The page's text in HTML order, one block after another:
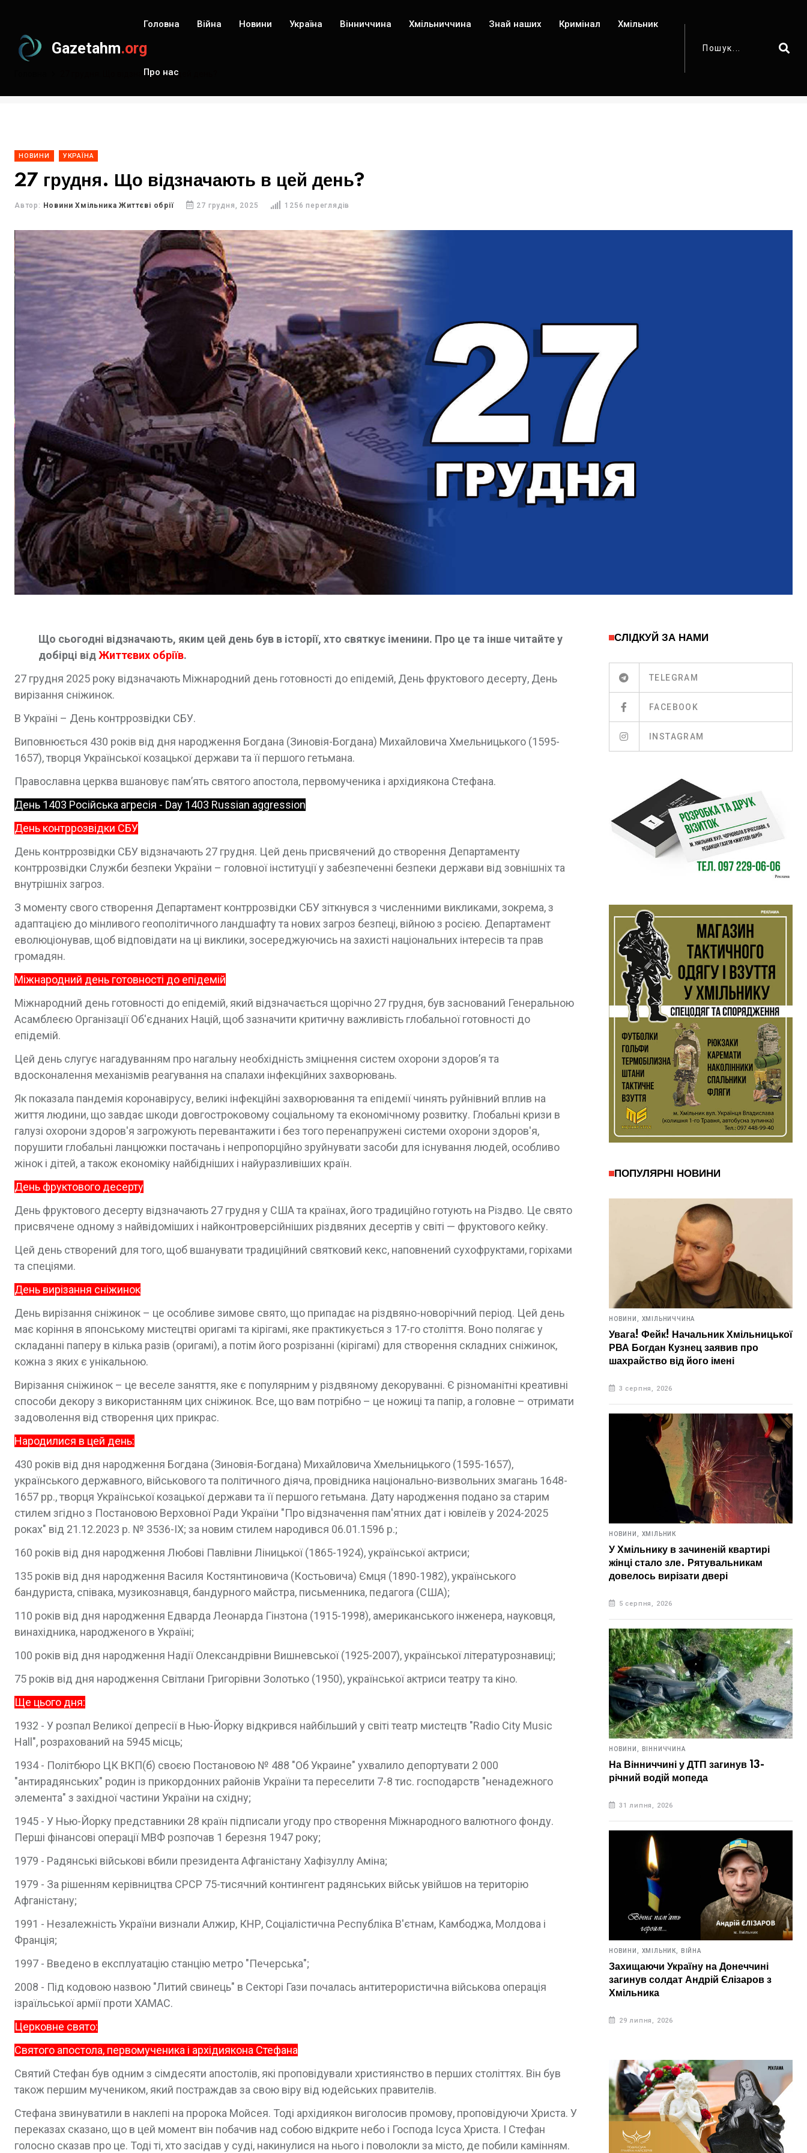
Gazetahm.org
Головна Війна Новини Україна Вінниччина Хмільниччина Знай наших Кримінал Хмільник
Про нас
27 грудня. Що відзначають в цей день?
НОВИНИ УКРАЇНА
27 грудня. Що відзначають в цей день?
Автор: Новини Хмільника Життєві обрії 27 грудня, 2025 1256 переглядів
Що сьогодні відзначають, яким цей день був в історії, хто святкує іменини. Про це та інше читайте у
добірці відЖиттєвих обріїв.
27 грудня 2025 року відзначають Міжнародний день готовності до епідемій, День фруктового десерту, День
вирізання сніжинок.
В Україні – День контррозвідки СБУ.
Виповнюється 430 років від дня народження Богдана (Зиновія-Богдана) Михайловича Хмельницького (1595-
1657), творця Української козацької держави та її першого гетьмана.
Православна церква вшановує пам’ять святого апостола, первомученика і архідиякона Стефана.
День 1403 Російська агресія - Day 1403 Russian aggression
День контррозвідки СБУ
День контррозвідки СБУ відзначають 27 грудня. Цей день присвячений до створення Департаменту
контррозвідки Служби безпеки України – головної інституції у забезпеченні безпеки держави від зовнішніх та
внутрішніх загроз.
З моменту свого створення Департамент контррозвідки СБУ зіткнувся з численними викликами, зокрема, з
адаптацією до мінливого геополітичного ландшафту та нових загроз безпеці, війною з росією. Департамент
еволюціонував, щоб відповідати на ці виклики, зосереджуючись на захисті національних інтересів та прав
громадян.
Міжнародний день готовності до епідемій
Міжнародний день готовності до епідемій, який відзначається щорічно 27 грудня, був заснований Генеральною
Асамблеєю Організації Об'єднаних Націй, щоб зазначити критичну важливість глобальної готовності до
епідемій.
Цей день слугує нагадуванням про нагальну необхідність зміцнення систем охорони здоров’я та
вдосконалення механізмів реагування на спалахи інфекційних захворювань.
Як показала пандемія коронавірусу, великі інфекційні захворювання та епідемії чинять руйнівний вплив на
життя людини, що завдає шкоди довгостроковому соціальному та економічному розвитку. Глобальні кризи в
галузі охорони здоров'я загрожують перевантажити і без того перенапружені системи охорони здоров'я,
порушити глобальні ланцюжки постачань і непропорційно зруйнувати засоби для існування людей, особливо
жінок і дітей, а також економіку найбідніших і найуразливіших країн.
День фруктового десерту
День фруктового десерту відзначають 27 грудня у США та країнах, його традиційно готують на Різдво. Це свято
присвячене одному з найвідоміших і найконтроверсійніших різдвяних десертів у світі — фруктового кейку.
Цей день створений для того, щоб вшанувати традиційний святковий кекс, наповнений сухофруктами, горіхами
та спеціями.
День вирізання сніжинок
День вирізання сніжинок – це особливе зимове свято, що припадає на різдвяно-новорічний період. Цей день
має коріння в японському мистецтві оригамі та кірігамі, яке практикується з 17-го століття. Воно полягає у
складанні паперу в кілька разів (оригамі), а потім його розрізанні (кірігамі) для створення складних сніжинок,
кожна з яких є унікальною.
Вирізання сніжинок – це веселе заняття, яке є популярним у різдвяному декоруванні. Є різноманітні креативні
способи декору з використанням цих сніжинок. Все, що вам потрібно – це ножиці та папір, а головне – отримати
задоволення від створення цих прикрас.
Народилися в цей день:
430 років від дня народження Богдана (Зиновія-Богдана) Михайловича Хмельницького (1595-1657),
українського державного, військового та політичного діяча, провідника національно-визвольних змагань 1648-
1657 рр., творця Української козацької держави та її першого гетьмана. Дату народження подано за старим
стилем згідно з Постановою Верховної Ради України "Про відзначення пам'ятних дат і ювілеїв у 2024-2025
роках" від 21.12.2023 р. № 3536-IX; за новим стилем народився 06.01.1596 р.;
160 років від дня народження Любові Павлівни Ліницької (1865-1924), української актриси;
135 років від дня народження Василя Костянтиновича (Костьовича) Ємця (1890-1982), українського
бандуриста, співака, музикознавця, бандурного майстра, письменника, педагога (США);
110 років від дня народження Едварда Леонарда Гінзтона (1915-1998), американського інженера, науковця,
винахідника, народженого в Україні;
100 років від дня народження Надії Олександрівни Вишневської (1925-2007), української літературознавиці;
75 років від дня народження Світлани Григорівни Золотько (1950), української актриси театру та кіно.
Ще цього дня:
1932 - У розпал Великої депресії в Нью-Йорку відкрився найбільший у світі театр мистецтв "Radio City Music
Hall", розрахований на 5945 місць;
1934 - Політбюро ЦК ВКП(б) своєю Постановою № 488 "Об Украине" ухвалило депортувати 2 000
"антирадянських" родин із прикордонних районів України та переселити 7-8 тис. господарств "ненадежного
элемента" з західної частини України на східну;
1945 - У Нью-Йорку представники 28 країн підписали угоду про створення Міжнародного валютного фонду.
Перші фінансові операції МВФ розпочав 1 березня 1947 року;
1979 - Радянські військові вбили президента Афганістану Хафізуллу Аміна;
1979 - За рішенням керівництва СРСР 75-тисячний контингент радянських військ увійшов на територію
Афганістану;
1991 - Незалежність України визнали Алжир, КНР, Соціалістична Республіка В'єтнам, Камбоджа, Молдова і
Франція;
1997 - Введено в експлуатацію станцію метро "Печерська";
2008 - Під кодовою назвою "Литий свинець" в Секторі Гази почалась антитерористична військова операція
ізраїльської армії проти ХАМАС.
Церковне свято:
Святого апостола, первомученика і архідиякона Стефана
Святий Стефан був одним з сімдесяти апостолів, які проповідували християнство в перших століттях. Він був
також першим мучеником, який постраждав за свою віру від юдейських правителів.
Стефана звинуватили в наклепі на пророка Мойсея. Тоді архідиякон виголосив промову, проповідуючи Христа. У
переказах сказано, що в цей момент він побачив над собою відкрите небо і Господа Ісуса Христа. І Стефан
голосно сказав про це. Тоді ті, хто засідав у суді, накинулися на нього і поволокли за місто, де побили камінням.
СЛІДКУЙ ЗА НАМИ
TELEGRAM
FACEBOOK
INSTAGRAM
ПОПУЛЯРНІ НОВИНИ
НОВИНИ, ХМІЛЬНИЧЧИНА
Увага! Фейк! Начальник Хмільницької
РВА Богдан Кузнец заявив про
шахрайство від його імені
3 серпня, 2026
НОВИНИ, ХМІЛЬНИК
У Хмільнику в зачиненій квартирі
жінці стало зле. Рятувальникам
довелось вирізати двері
5 серпня, 2026
НОВИНИ, ВІННИЧЧИНА
На Вінниччині у ДТП загинув 13-
річний водій мопеда
31 липня, 2026
НОВИНИ, ХМІЛЬНИК, ВІЙНА
Захищаючи Україну на Донеччині
загинув солдат Андрій Єлізаров з
Хмільника
29 липня, 2026